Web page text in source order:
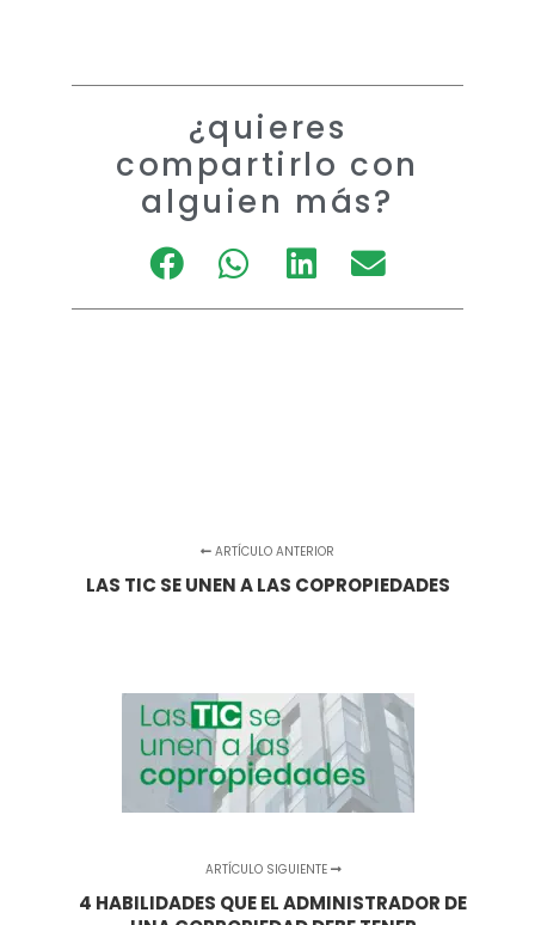
¿quieres
compartirlo con
alguien más?
ARTÍCULO ANTERIOR
LAS TIC SE UNEN A LAS COPROPIEDADES
ARTÍCULO SIGUIENTE
4 HABILIDADES QUE EL ADMINISTRADOR DE